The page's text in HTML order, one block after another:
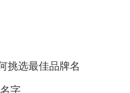
挑选最佳品牌名
字